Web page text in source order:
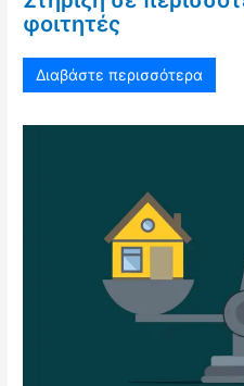
φοιτητές
Διαβάστε περισσότερα